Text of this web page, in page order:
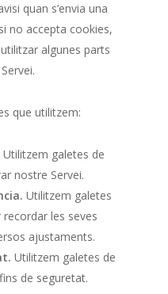
quan s’envia una
no accepta cookies,
algunes parts
que utilitzem:
Utilitzem galetes de
nostre Servei.
Utilitzem galetes
les seves
ajustaments.
Utilitzem galetes de
de seguretat.